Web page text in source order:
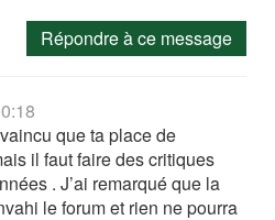
Répondre à ce message
que ta place de
il faut faire des critiques
. J’ai remarqué que la
le forum et rien ne pourra